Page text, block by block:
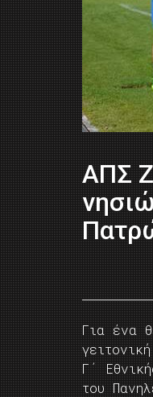
ΑΠΣ
Για ένα
Γ΄
του